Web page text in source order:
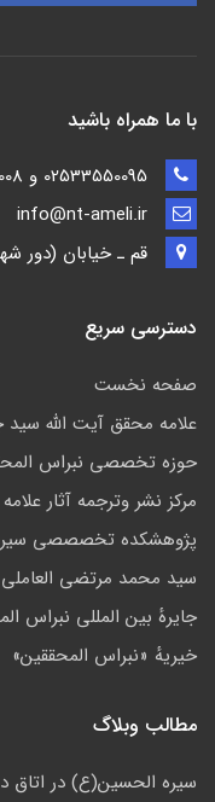
با ما همراه باشید
قم ـ خيابان (دور شهر)
دسترسی سریع
صفحه نخست
علامه محقق آیت الله سید
حوزه تخصصی نبراس
مركز نشر وترجمه آثار
پژوهشكده تخصصصى
سید محمد مرتضی العاملی
جايرهٔ بین المللی نبراس
خيريهٔ «نبراس المحققين»
مطالب وبلاگ
سیره الحسین(ع) در اتاق